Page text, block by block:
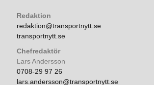
Redaktion
redaktion@transportnytt.se
transportnytt.se
Chefredaktör
Lars Andersson
0708-29 97 26
lars.andersson@transportnytt.se